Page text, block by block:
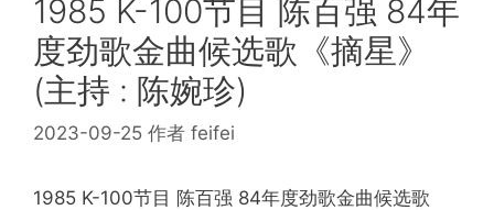
1985 K-100节目 陈百强 84年
度劲歌金曲候选歌《摘星》
(主持 : 陈婉珍)
2023-09-25 作者 feifei
1985 K-100节目 陈百强 84年度劲歌金曲候选歌